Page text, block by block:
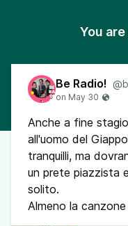
You
Be Radio!
Anche a fine
all'uomo del
tranquilli, ma
un prete piazzista
solito.
Almeno la